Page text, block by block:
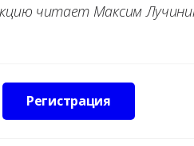
читает Максим
Регистрация